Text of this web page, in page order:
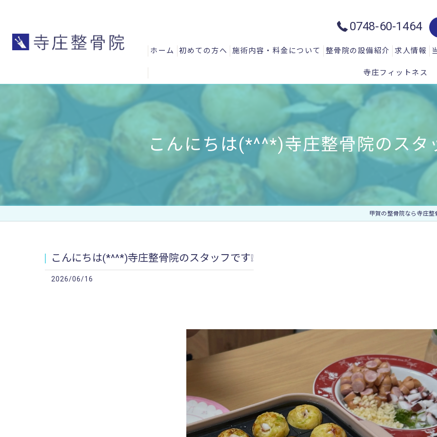
0748-60-1464
ホーム 初めての方へ
よくある質問
施術内容・料金について
一般施術メニュー
整骨院の設備紹介
ハイトーン治療器：ハイチャージ
微弱電流治療器：エレクトロマ
微弱電流治療器：エレサス
加圧治療：MCCⅡマルチカフケ
求人情報
寺庄フィットネス
こんにちは(*^^*)寺庄整骨院のスタ
甲賀の整骨院なら寺庄整
こんにちは(*^^*)寺庄整骨院のスタッフです❕
2026/06/16